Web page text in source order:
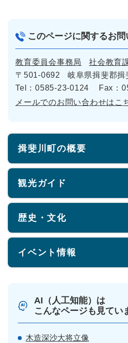
このページに関するお
教育委員会事務局 社会教育
〒501-0692
岐阜県揖斐郡
Tel：0585-23-0124
Fax：
メールでのお問い合わせはこ
揖斐川町の概要
観光ガイド
歴史・文化
イベント情報
AI（人工知能）は
こんなページも見てい
木造深沙大将立像